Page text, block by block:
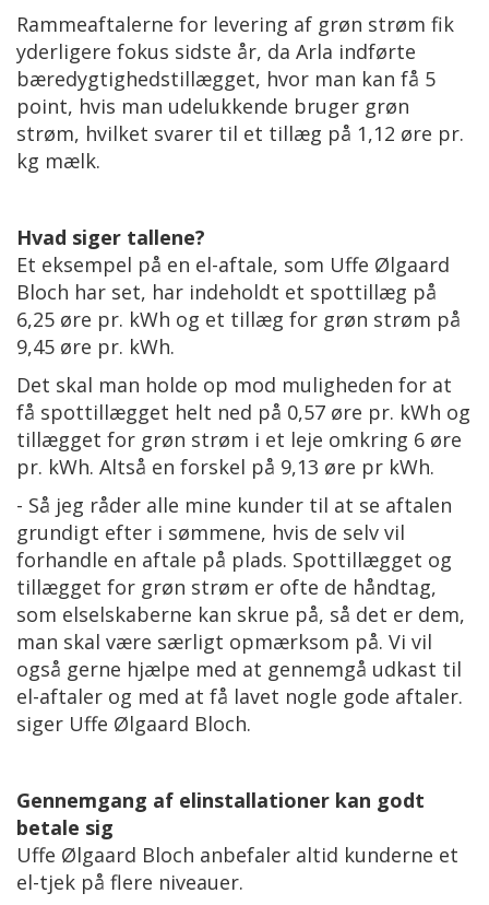
Rammeaftalerne for levering af grøn strøm fik
yderligere fokus sidste år, da Arla indførte
bæredygtighedstillægget, hvor man kan få 5
point, hvis man udelukkende bruger grøn
strøm, hvilket svarer til et tillæg på 1,12 øre pr.
kg mælk.
Hvad siger tallene?
Et eksempel på en el-aftale, som Uffe Ølgaard
Bloch har set, har indeholdt et spottillæg på
6,25 øre pr. kWh og et tillæg for grøn strøm på
9,45 øre pr. kWh.
Det skal man holde op mod muligheden for at
få spottillægget helt ned på 0,57 øre pr. kWh og
tillægget for grøn strøm i et leje omkring 6 øre
pr. kWh. Altså en forskel på 9,13 øre pr kWh.
- Så jeg råder alle mine kunder til at se aftalen
grundigt efter i sømmene, hvis de selv vil
forhandle en aftale på plads. Spottillægget og
tillægget for grøn strøm er ofte de håndtag,
som elselskaberne kan skrue på, så det er dem,
man skal være særligt opmærksom på. Vi vil
også gerne hjælpe med at gennemgå udkast til
el-aftaler og med at få lavet nogle gode aftaler.
siger Uffe Ølgaard Bloch.
Gennemgang af elinstallationer kan godt
betale sig
Uffe Ølgaard Bloch anbefaler altid kunderne et
el-tjek på flere niveauer.